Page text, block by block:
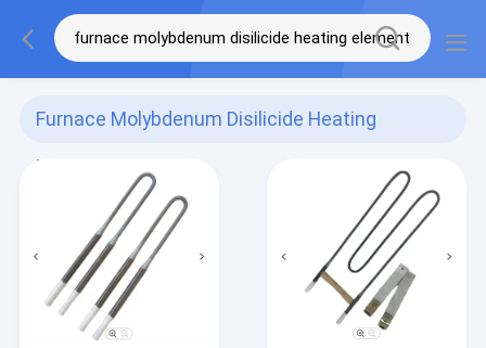
Furnace Molybdenum Disilicide Heating
Element